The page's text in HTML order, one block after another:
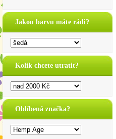
Jakou barvu máte rádi?
Kolik chcete utratit?
Oblíbená značka?